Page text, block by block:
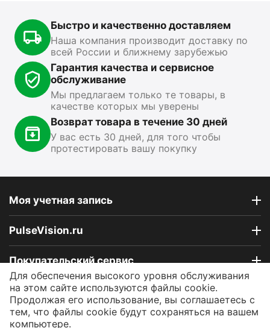
15 499 00 ₽ 13 89000 ₽
Показать ещё
Быстро и качественно доставляем
Наша компания производит доставку по
всей России и ближнему зарубежью
Гарантия качества и сервисное
обслуживание
Мы предлагаем только те товары, в
качестве которых мы уверены
Возврат товара в течение 30 дней
У вас есть 30 дней, для того чтобы
протестировать вашу покупку
Моя учетная запись
PulseVision.ru
Покупательский сервис
Контакты
© 2009 - 2026 Интернет-магазин PulseVision.ru.
Для обеспечения высокого уровня обслуживания
на этом сайте используются файлы cookie.
Продолжая его использование, вы соглашаетесь с
тем, что файлы cookie будут сохраняться на вашем
компьютере.